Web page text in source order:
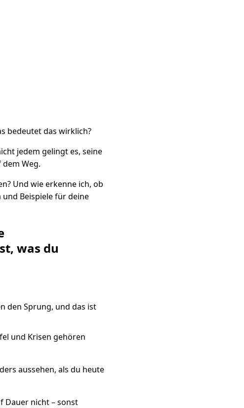
bedeutet das wirklich?
jedem gelingt es, seine
Weg.
Und wie erkenne ich, ob
Beispiele für deine
was du
den Sprung, und das ist
und Krisen gehören
aussehen, als du heute
Dauer nicht – sonst